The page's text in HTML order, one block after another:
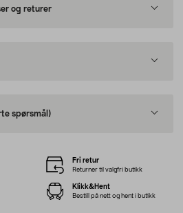
og returer
spørsmål)
Fri retur
Returner til valgfri butikk
Klikk&Hent
Bestill på nett og hent i butikk